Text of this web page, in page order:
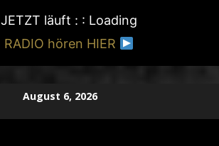
JETZT läuft : : Loading
RADIO hören HIER
August 6, 2026